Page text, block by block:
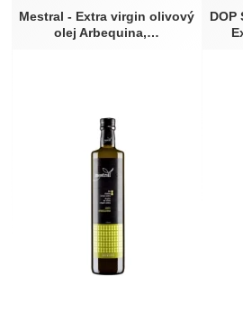
Mestral - Extra virgin olivový
olej Arbequina,…
DOP